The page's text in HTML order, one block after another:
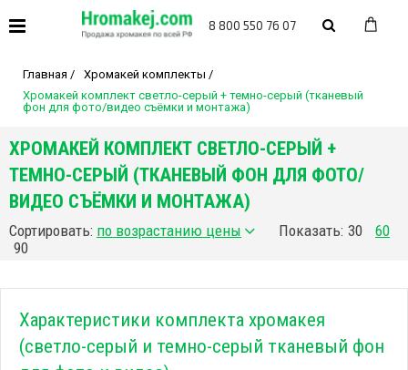
8 800 550 76 07
Главная / Хромакей комплекты /
Хромакей комплект светло-серый + темно-серый (тканевый
фон для фото/видео съёмки и монтажа)
Сортировать: Показать: 30
60
90
ХРОМАКЕЙ КОМПЛЕКТ СВЕТЛО-СЕРЫЙ +
ТЕМНО-СЕРЫЙ (ТКАНЕВЫЙ ФОН ДЛЯ ФОТО/
ВИДЕО СЪЁМКИ И МОНТАЖА)
Характеристики комплекта хромакея
(светло-серый и темно-серый тканевый фон